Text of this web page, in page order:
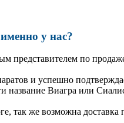
у нас?
представителем по
и успешно
Виагра или
так же возможна